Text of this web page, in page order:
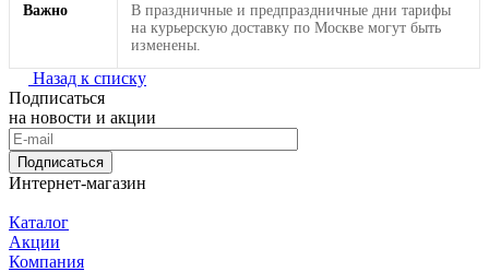
Важно
В праздничные и предпраздничные дни тарифы
на курьерскую доставку по Москве могут быть
изменены.
Назад к списку
Подписаться
на новости и акции
Подписаться
Интернет-магазин
Каталог
Акции
Компания